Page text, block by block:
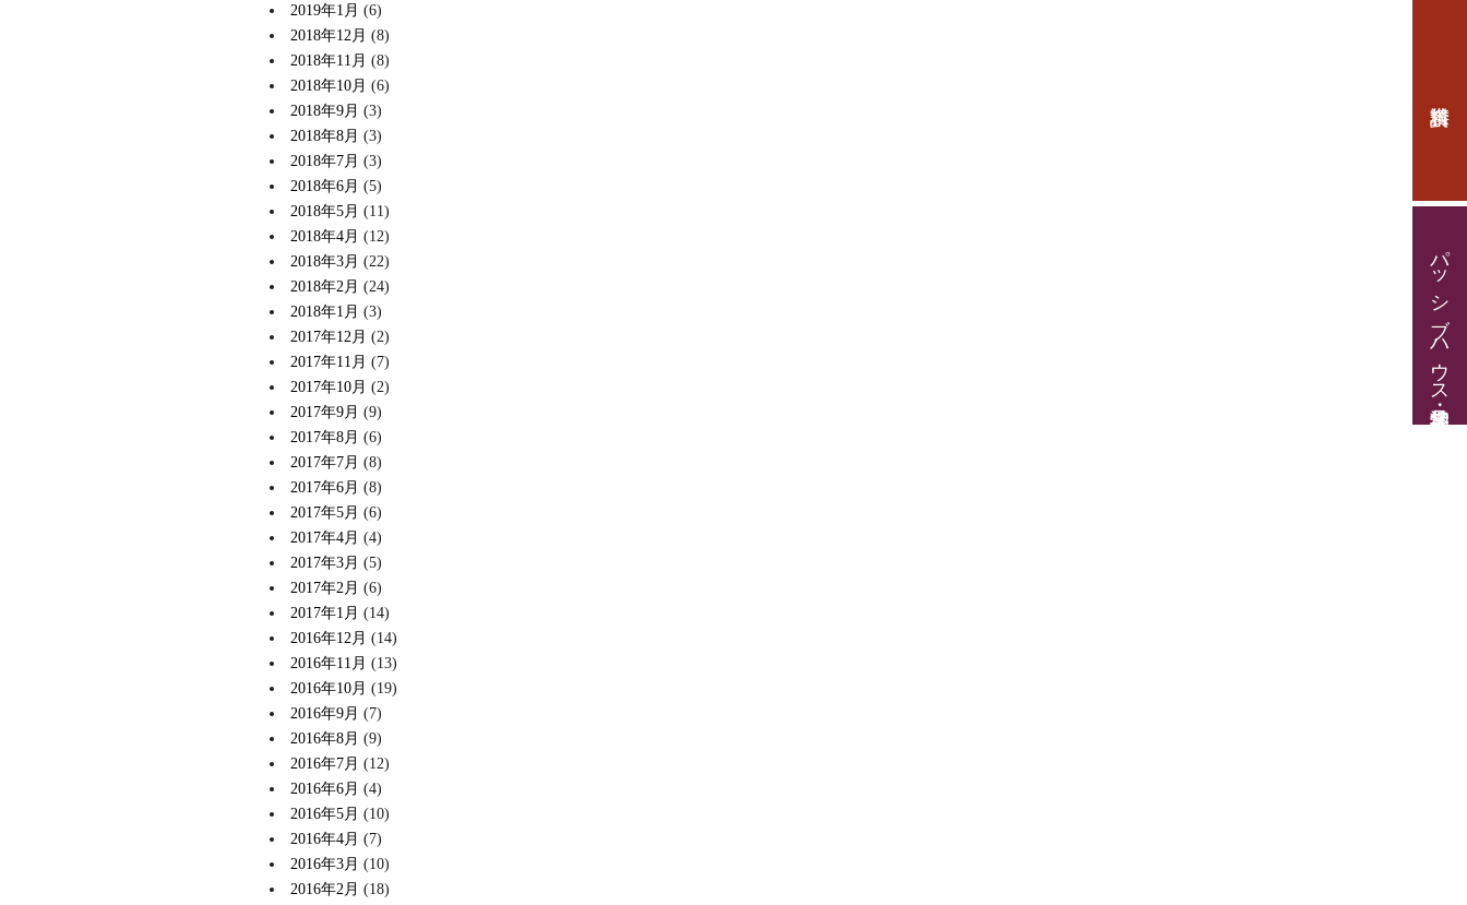
パッシブハウス見学・住宅相談
2019年1月 (6)
2018年12月 (8)
2018年11月 (8)
2018年10月 (6)
2018年9月 (3)
2018年8月 (3)
2018年7月 (3)
2018年6月 (5)
2018年5月 (11)
2018年4月 (12)
2018年3月 (22)
2018年2月 (24)
2018年1月 (3)
2017年12月 (2)
2017年11月 (7)
2017年10月 (2)
2017年9月 (9)
2017年8月 (6)
2017年7月 (8)
2017年6月 (8)
2017年5月 (6)
2017年4月 (4)
2017年3月 (5)
2017年2月 (6)
2017年1月 (14)
2016年12月 (14)
2016年11月 (13)
2016年10月 (19)
2016年9月 (7)
2016年8月 (9)
2016年7月 (12)
2016年6月 (4)
2016年5月 (10)
2016年4月 (7)
2016年3月 (10)
2016年2月 (18)